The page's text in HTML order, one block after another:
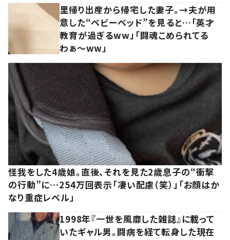
里帰り出産から帰宅した妻子。→夫が用
意した“ベビーベッド”を見ると…「英才
教育が過ぎるww」「闘魂こめられてる
わぁ～ww」
怪我をした4歳娘。直後、それを見た2歳息子の“衝撃
の行動”に…254万回表示「凄い配慮（笑）」「お顔はか
なり重症レベル」
1998年『一世を風靡した雑誌』に載って
いたギャル男。闘病を経て転身した現在